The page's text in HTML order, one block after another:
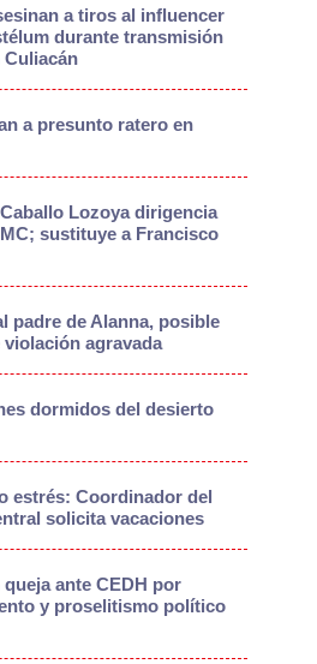
a tiros al influencer
durante transmisión
Culiacán
a presunto ratero en
Lozoya dirigencia
sustituye a Francisco
padre de Alanna, posible
violación agravada
dormidos del desierto
estrés: Coordinador del
solicita vacaciones
queja ante CEDH por
y proselitismo político